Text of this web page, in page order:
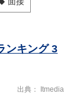
ンキング 3
出典 Itmedia